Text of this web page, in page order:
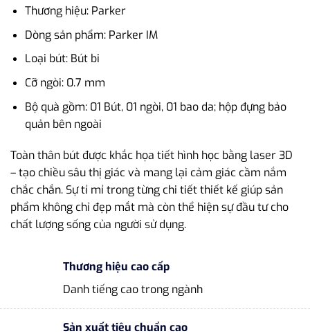
Thương hiệu: Parker
Dòng sản phẩm: Parker IM
Loại bút: Bút bi
Cỡ ngòi: 0.7 mm
Bộ quà gồm: 01 Bút, 01 ngòi, 01 bao da; hộp đựng bảo
quản bên ngoài
Toàn thân bút được khắc họa tiết hình học bằng laser 3D
– tạo chiều sâu thị giác và mang lại cảm giác cầm nắm
chắc chắn. Sự tỉ mỉ trong từng chi tiết thiết kế giúp sản
phẩm không chỉ đẹp mắt mà còn thể hiện sự đầu tư cho
chất lượng sống của người sử dụng.
Thương hiệu cao cấp
Danh tiếng cao trong ngành
Sản xuất tiêu chuẩn cao